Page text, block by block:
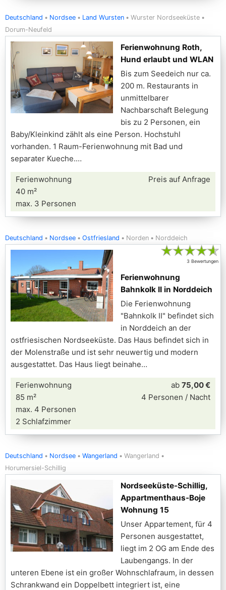
Deutschland Nordsee Land Wursten
Wurster Nordseeküste
Dorum-Neufeld
Ferienwohnung Roth,
Hund erlaubt und WLAN
Bis zum Seedeich nur ca.
200 m. Restaurants in
unmittelbarer
Nachbarschaft Belegung
bis zu 2 Personen, ein
Baby/Kleinkind zählt als eine Person. Hochstuhl
vorhanden. 1 Raum-Ferienwohnung mit Bad und
separater Kueche.
Ferienwohnung
40 m²
max. 3 Personen
Preis auf Anfrage
Deutschland Nordsee Ostfriesland Norden Norddeich
★★★★★
3 Bewertungen
Ferienwohnung
Bahnkolk II in Norddeich
Die Ferienwohnung
"Bahnkolk II" befindet sich
in Norddeich an der
ostfriesischen Nordseeküste. Das Haus befindet sich in
der Molenstraße und ist sehr neuwertig und modern
ausgestattet. Das Haus liegt beinahe
Ferienwohnung
85 m²
max. 4 Personen
2 Schlafzimmer
ab 75,00 €
4 Personen / Nacht
Deutschland Nordsee Wangerland
Wangerland
Horumersiel-Schillig
Nordseeküste-Schillig,
Appartmenthaus-Boje
Wohnung 15
Unser Appartement, für 4
Personen ausgestattet,
liegt im 2 OG am Ende des
Laubengangs. In der
unteren Ebene ist ein großer Wohnschlafraum, in dessen
Schrankwand ein Doppelbett integriert ist, eine